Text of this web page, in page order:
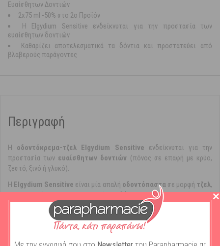
Ευαίσθητων Δοντιών
2x75 ml -50% στο 2ο Προϊόν
H Elgydium Sensitive ενδείκνυται για την προστασία των
ευαίσθητων δοντιών
Καθαρίζει αποτελεσματικά τα δόντια και προστατεύει από
βλαβερούς παράγοντες
Περιγραφή
Η οδοντόκρεμα-τζελ Elgydium Sensitive ενδείκνυται για την
προστασία των ευαίσθητων δοντιών (πόνος σε επαφή με κρύο,
ζεστό, ξινό ή γλυκό).
Η Elgydium Sensitive είναι μία απαλή οδοντόπαστα σε μορφή τζελ,
που καθαρίζει αποτελεσματικά ταδόντιακαι προστατεύει από
βλαβερούς επιθετικούς παράγοντες. Αυτή η οδοντόπαστα είναι
ιδανική για άτομα που υποφέρουν απόοδοντική υπερευαισθησία
και πονάνε όταν καταναλώνουν τροφές που είναι κρύες ή ζεστές,
γλυκές ή ξινές. Έρευνα έχει αποδείξει, ότι η